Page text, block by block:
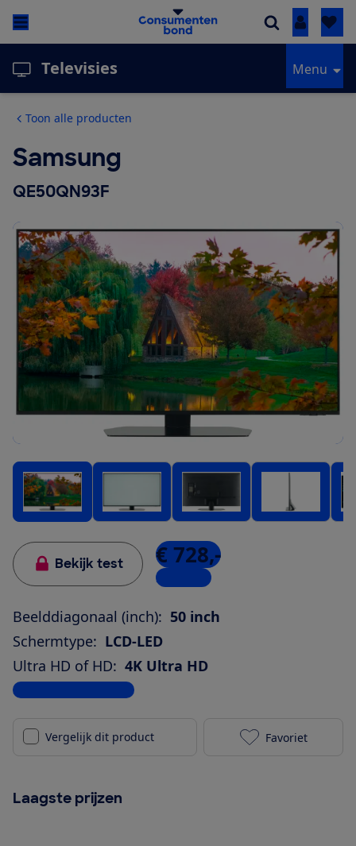
Inloggen
Televisies Menu
Toon alle producten
Samsung
QE50QN93F
Bekijk test € 728,-
2 winkels
Beelddiagonaal (inch): 50 inch
Schermtype: LCD-LED
Ultra HD of HD: 4K Ultra HD
Bekijk alle specificaties
Vergelijk dit product Samsung
Favoriet
Laagste prijzen